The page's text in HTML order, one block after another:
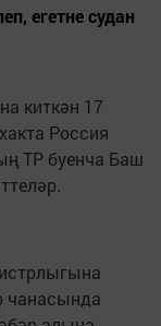
егетне судан
киткән 17
Россия
ТР буенча Баш
чанасында